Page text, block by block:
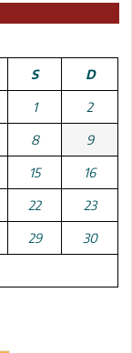
S D
1 2
8 9
15 16
22 23
29 30